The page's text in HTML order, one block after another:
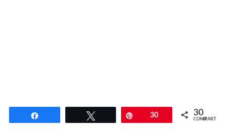
Twittear 30 30
COMPARTIR